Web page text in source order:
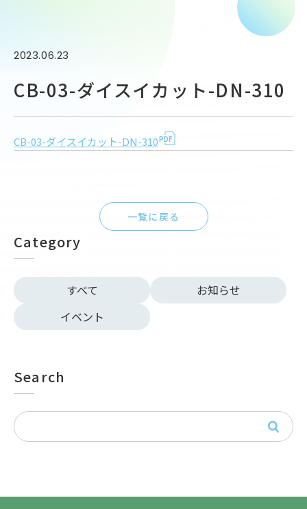
Category
すべて
お知らせ
イベント
Search
2023.06.23
CB-03-ダイスイカット-DN-310
CB-03-ダイスイカット-DN-310
一覧に戻る